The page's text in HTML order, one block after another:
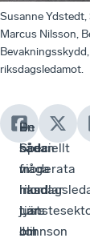
Susanne
Marcus Nilsson,
riksdagsledamot.
De
båda
moderata
Lars
Johnson
En
sådan
fråga
handlar
just
om
–
Speciellt
vi
inom
blir